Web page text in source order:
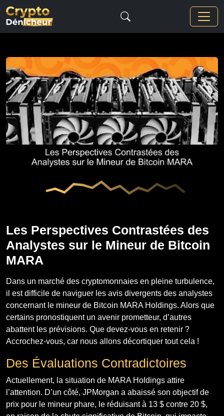
Les Perspectives Contrastées des
Analystes sur le Mineur de Bitcoin
MARA
Dans un marché des cryptomonnaies en pleine turbulence,
il est difficile de naviguer les avis divergents des analystes
concernant le mineur de Bitcoin MARA Holdings. Alors que
certains pronostiquent un avenir prometteur, d’autres
abattent les prévisions. Que devez-vous en retenir ?
Accrochez-vous, car nous allons décortiquer tout cela !
Des Évaluations Contradictoires
Actuellement, la situation de MARA Holdings attire
l’attention. D’un côté, JPMorgan a abaissé son objectif de
prix pour le mineur phare, le réduisant à 13 $ contre 20 $,